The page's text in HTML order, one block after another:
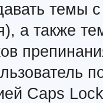
темы
а также
Caps